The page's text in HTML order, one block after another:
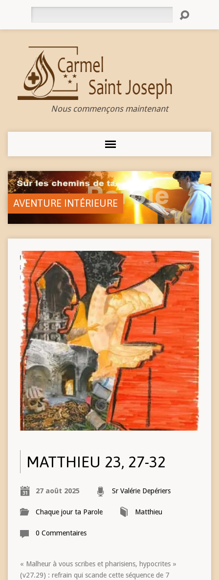
Nous commençons maintenant
AVENTURE INTÉRIEURE
MATTHIEU 23, 27-32
27 août 2025 Sr Valérie Depériers
Chaque jour ta Parole Matthieu
0 Commentaires
« Malheur à vous scribes et pharisiens, hypocrites »
(v27.29) : refrain qui scande cette séquence de 7